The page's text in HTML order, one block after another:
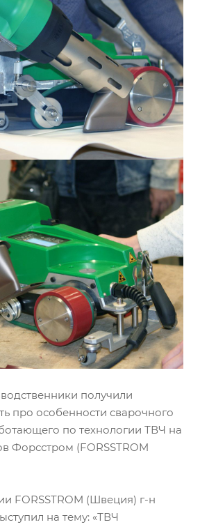
получили
про особенности сварочного
по технологии ТВЧ на
Форсстром (FORSSTROM
FORSSTROM (Швеция) г-н
на тему: «ТВЧ